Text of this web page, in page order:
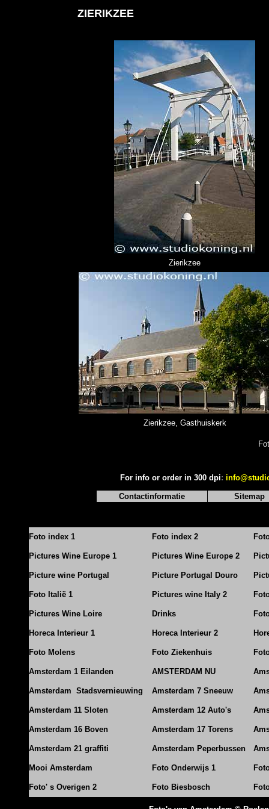
ZIERIKZEE
Zierikzee
Zierikzee, Gasthuiskerk
For info or order in 300 dpi:
Contactinformatie Sitemap
Foto index 1 Foto index 2
Pictures Wine Europe 1 Pictures Wine Europe 2
Picture wine Portugal Picture Portugal Douro
Foto Italië 1 Pictures wine Italy 2
Pictures Wine Loire Drinks
Horeca Interieur 1 Horeca Interieur 2
Foto Molens Foto Ziekenhuis
Amsterdam 1 Eilanden AMSTERDAM NU
Amsterdam Stadsvernieuwing Amsterdam 7 Sneeuw
Amsterdam 11 Sloten Amsterdam 12 Auto's
Amsterdam 16 Boven Amsterdam 17 Torens
Amsterdam 21 graffiti Amsterdam Peperbussen
Mooi Amsterdam Foto Onderwijs 1
Foto' s Overigen 2 Foto Biesbosch